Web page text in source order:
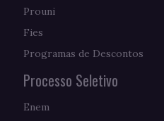
Prouni
Fies
Programas de Descontos
Processo Seletivo
Enem